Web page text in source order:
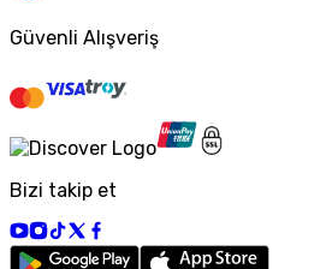
Güvenli Alışveriş
Bizi takip et